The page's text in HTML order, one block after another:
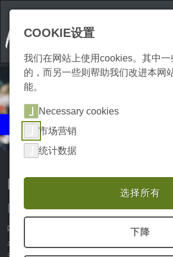
活动
庆祝与聚会
哈尔茨山区的庆祝活
哈尔茨地区的活动--给夜
哈尔茨长期以来不仅以其壮丽的自然风
名，而且哈尔茨的夜生活也很丰富，有
COOKIE设置
我们在网站上使用cookies。其中
的，而另一些则帮助我们改进本网
能。
Necessary cookies
市场营销
统计数据
选择所有
下降